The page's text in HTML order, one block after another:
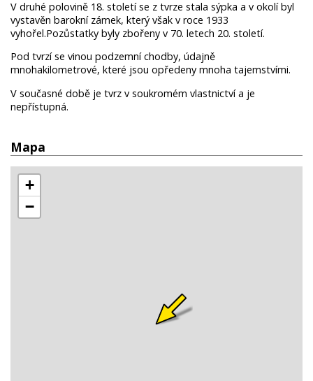
V druhé polovině 18. století se z tvrze stala sýpka a v okolí byl
vystavěn barokní zámek, který však v roce 1933
vyhořel.Pozůstatky byly zbořeny v 70. letech 20. století.
Pod tvrzí se vinou podzemní chodby, údajně
mnohakilometrové, které jsou opředeny mnoha tajemstvími.
V současné době je tvrz v soukromém vlastnictví a je
nepřístupná.
Mapa